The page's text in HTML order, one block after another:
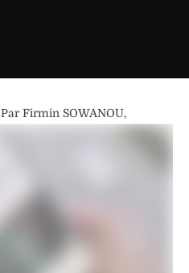
Par Firmin SOWANOU,